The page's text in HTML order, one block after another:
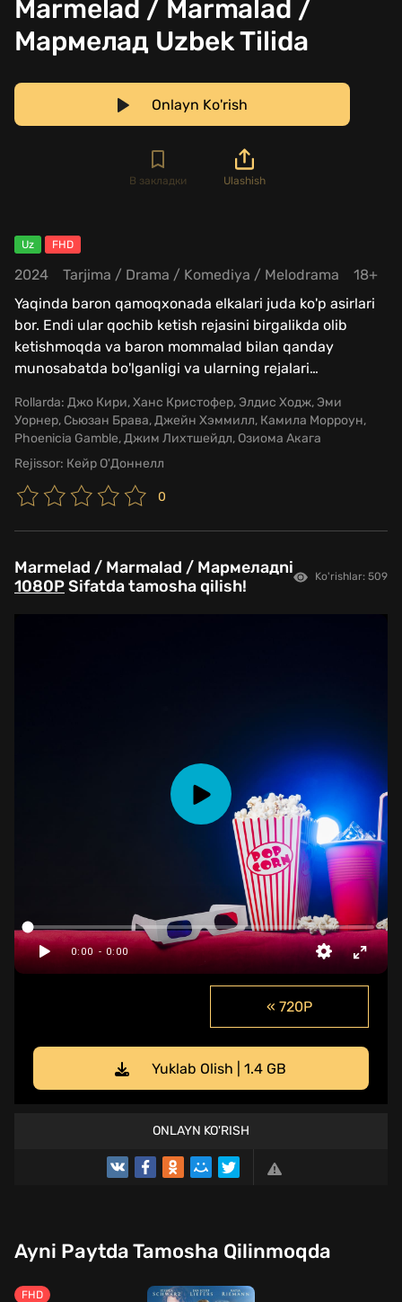
Marmelad / Marmalad /
Мармелад Uzbek Tilida
Onlayn Ko'rish
В закладки Ulashish
Uz FHD
2024 Tarjima / Drama / Komediya / Melodrama
18+
Yaqinda baron qamoqxonada elkalari juda ko'p asirlari
bor. Endi ular qochib ketish rejasini birgalikda olib
ketishmoqda va baron mommalad bilan qanday
munosabatda bo'lganligi va ularning rejalari…
Rollarda: Джо Кири, Ханс Кристофер, Элдис Ходж, Эми
Уорнер, Сьюзан Брава, Джейн Хэммилл, Камила Морроун,
Phoenicia Gamble, Джим Лихтшейдл, Озиома Акага
Rejissor: Кейр О'Доннелл
0
Marmelad / Marmalad / Мармеладni
1080PSifatda tamosha qilish! Ko'rishlar: 509
« 720P
Yuklab Olish | 1.4 GB
ONLAYN KO'RISH
Ayni Paytda Tamosha Qilinmoqda
FHD